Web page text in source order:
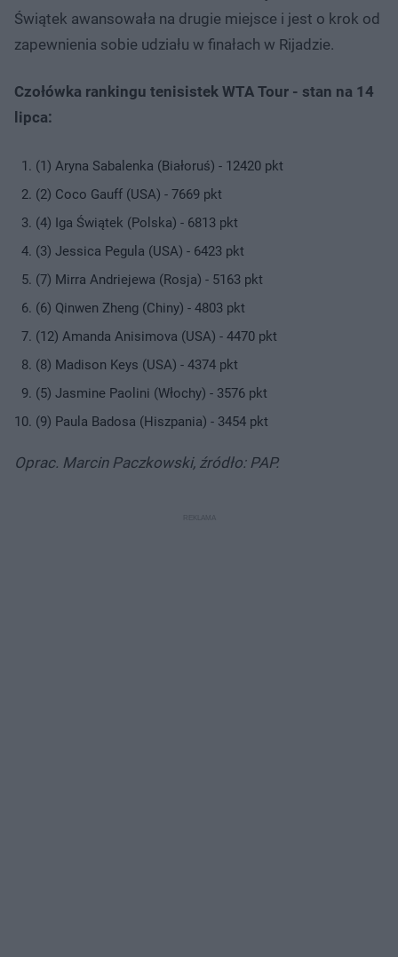
Świątek awansowała na drugie miejsce i jest o krok od
zapewnienia sobie udziału w finałach w Rijadzie.
Czołówka rankingu tenisistek WTA Tour - stan na 14
lipca:
(1) Aryna Sabalenka (Białoruś) - 12420 pkt
(2) Coco Gauff (USA) - 7669 pkt
(4) Iga Świątek (Polska) - 6813 pkt
(3) Jessica Pegula (USA) - 6423 pkt
(7) Mirra Andriejewa (Rosja) - 5163 pkt
(6) Qinwen Zheng (Chiny) - 4803 pkt
(12) Amanda Anisimova (USA) - 4470 pkt
(8) Madison Keys (USA) - 4374 pkt
(5) Jasmine Paolini (Włochy) - 3576 pkt
(9) Paula Badosa (Hiszpania) - 3454 pkt
Oprac. Marcin Paczkowski, źródło: PAP.